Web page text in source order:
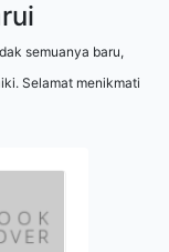
semuanya baru,
Selamat menikmati